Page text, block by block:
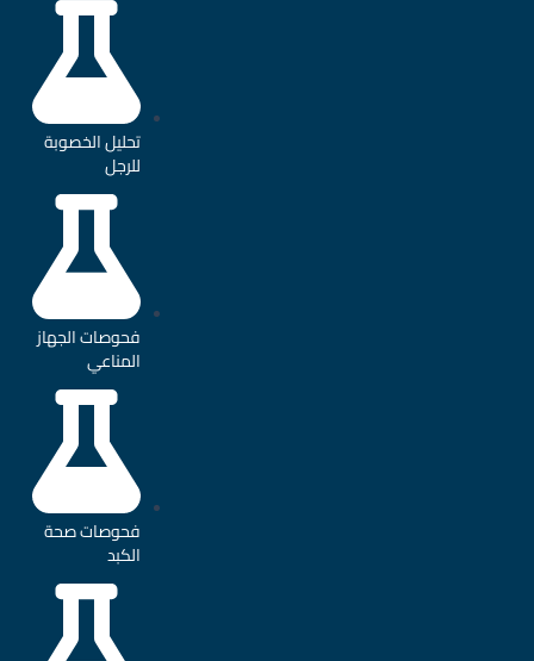
تحليل الخصوبة
للرجل
فحوصات الجهاز
المناعي
فحوصات صحة
الكبد